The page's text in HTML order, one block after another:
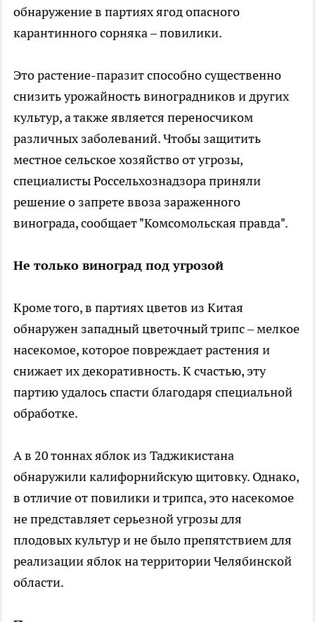
обнаружение в партиях ягод опасного
карантинного сорняка – повилики.
Это растение-паразит способно существенно
снизить урожайность виноградников и других
культур, а также является переносчиком
различных заболеваний. Чтобы защитить
местное сельское хозяйство от угрозы,
специалисты Россельхознадзора приняли
решение о запрете ввоза зараженного
винограда, сообщает "Комсомольская правда".
Не только виноград под угрозой
Кроме того, в партиях цветов из Китая
обнаружен западный цветочный трипс – мелкое
насекомое, которое повреждает растения и
снижает их декоративность. К счастью, эту
партию удалось спасти благодаря специальной
обработке.
А в 20 тоннах яблок из Таджикистана
обнаружили калифорнийскую щитовку. Однако,
в отличие от повилики и трипса, это насекомое
не представляет серьезной угрозы для
плодовых культур и не было препятствием для
реализации яблок на территории Челябинской
области.